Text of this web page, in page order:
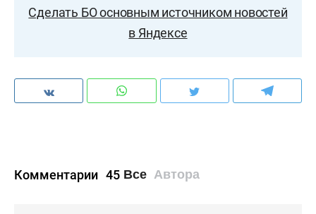
Сделать БО основным источником новостей
в Яндексе
Комментарии 45 Все Автора